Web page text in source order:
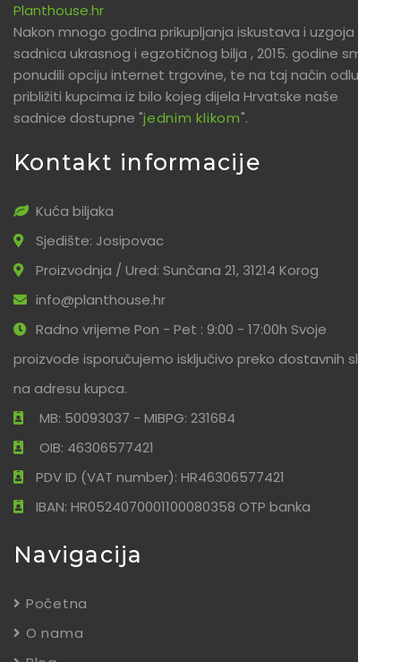
Planthouse.hr
Nakon mnogo godina prikupljanja iskustava i uzgoja
sadnica ukrasnog i egzotičnog bilja , 2015. godine smo
ponudili opciju internet trgovine, te na taj način odlučili
približiti kupcima iz bilo kojeg dijela Hrvatske naše
sadnice dostupne "jednim klikom".
Kontakt informacije
Kuća biljaka
Sjedište: Josipovac
Proizvodnja / Ured: Sunčana 21, 31214 Korog
info@planthouse.hr
Radno vrijeme Pon - Pet : 9:00 - 17:00h Svoje
proizvode isporučujemo isključivo preko dostavnih službi
na adresu kupca.
MB: 50093037 - MIBPG: 231684
OIB: 46306577421
PDV ID (VAT number): HR46306577421
IBAN: HR0524070001100080358 OTP banka
Navigacija
Početna
O nama